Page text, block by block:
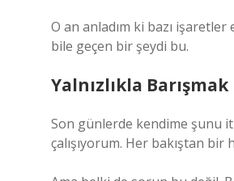
O an anladım ki bazı işaretler
bile geçen bir şeydi bu.
Yalnızlıkla Barışmak
Son günlerde kendime şunu
çalışıyorum. Her bakıştan bir